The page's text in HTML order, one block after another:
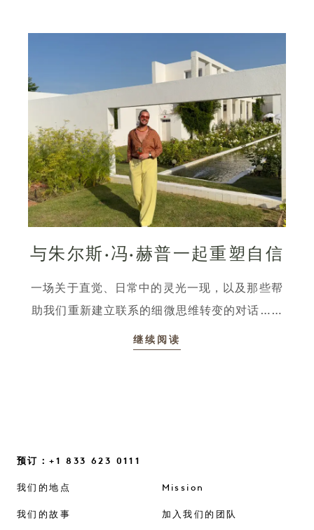
与朱尔斯·冯·赫普一起重塑自信
一场关于直觉、日常中的灵光一现，以及那些帮
助我们重新建立联系的细微思维转变的对话……
继续阅读
预订：+1 833 623 0111
我们的地点
我们的故事
Mission
加入我们的团队